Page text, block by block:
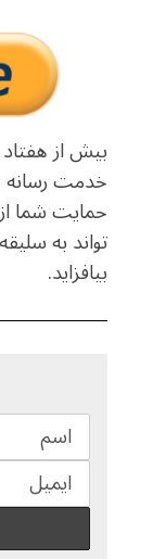
بیش از
خدمت رسانه
حمایت شما
تواند به
بیافزاید.